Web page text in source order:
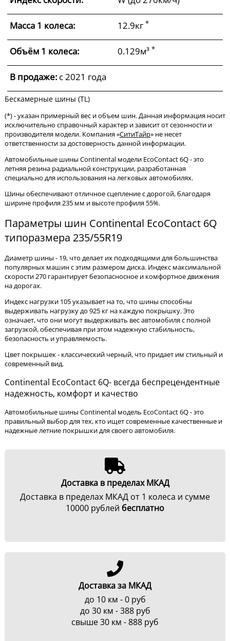
Масса 1 колеса: 12.9кг *
Объём 1 колеса: 0.129м³ *
В продаже: c 2021 года
Бескамерные шины (TL)
(*) - указан примерный вес и объем шин. Данная информация носит
исключительно справочный характер и зависит от сезонности и
производителя модели. Компания «СитиТайр» не несет
ответственности за достоверность данной информации.
Автомобильные шины Continental модели EcoContact 6Q - это
летняя резина радиальной конструкции, разработанная
специально для использования на легковых автомобилях.
Шины обеспечивают отличное сцепление с дорогой, благодаря
ширине профиля 235 мм и высоте профиля 55%.
Параметры шин Continental EcoContact 6Q
типоразмера 235/55R19
Диаметр шины - 19, что делает их подходящими для большинства
популярных машин с этим размером диска. Индекс максимальной
скорости 270 гарантирует безопасносное и комфортное движения
на дорогах.
Индекс нагрузки 105 указывает на то, что шины способны
выдерживать нагрузку до 925 кг на каждую покрышку. Это
означает, что они могут выдерживать вес автомобиля с полной
загрузкой, обеспечивая при этом надежную стабильность,
безопасность и управляемость.
Цвет покрышек - классический черный, что придает им стильный и
современный вид.
Continental EcoContact 6Q- всегда беспрецендентные
надежность, комфорт и качество
Автомобильные шины Continental модель EcoContact 6Q - это
правильный выбор для тех, кто ищет современные качественные и
надежные летние покрышки для своего автомобиля.
Доставка в пределах МКАД
Доставка в пределах МКАД от 1 колеса и сумме
10000 рублей бесплатно
Доставка за МКАД
до 10 км - 0 руб
до 30 км - 388 руб
свыше 30 км - 888 руб